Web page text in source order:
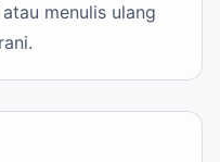
menulis ulang